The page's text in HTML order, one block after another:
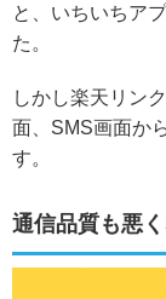
と、いちいちア
た。
しかし楽天リン
面、SMS画面か
す。
通信品質も悪